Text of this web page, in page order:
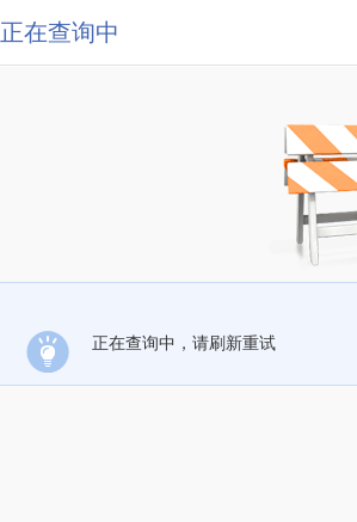
正在查询中
正在查询中，请刷新重试